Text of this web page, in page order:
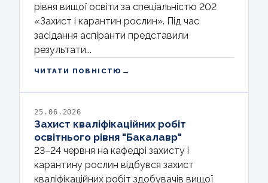
рівня вищої освіти за спеціальністю 202
«Захист і карантин рослин». Під час
засідання аспіранти представили
результати...
ЧИТАТИ ПОВНІСТЮ →
25.06.2026
Захист кваліфікаційних робіт
освітнього рівня "Бакалавр"
23–24 червня на кафедрі захисту і
карантину рослин відбувся захист
кваліфікаційних робіт здобувачів вищої